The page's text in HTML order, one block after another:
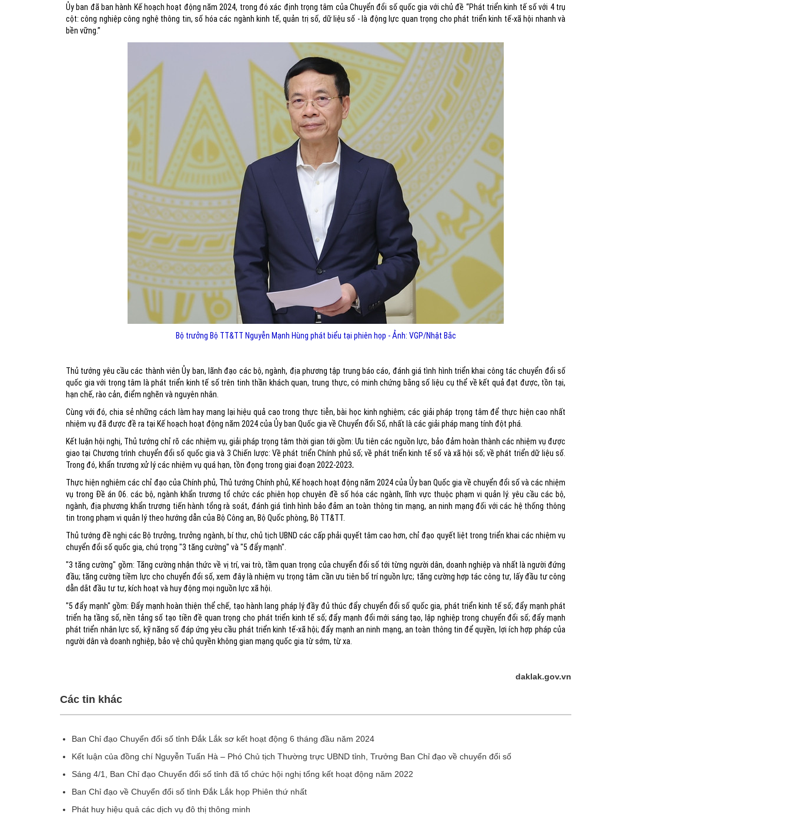
Ủy ban đã ban hành Kế hoạch hoạt động năm 2024, trong đó xác định trọng tâm của Chuyển đổi số quốc gia với chủ đề “Phát triển kinh tế số với 4 trụ
cột: công nghiệp công nghệ thông tin, số hóa các ngành kinh tế, quản trị số, dữ liệu số - là động lực quan trọng cho phát triển kinh tế-xã hội nhanh và
bền vững.”
Bộ trưởng Bộ TT&TT Nguyễn Mạnh Hùng phát biểu tại phiên họp - Ảnh: VGP/Nhật Bắc
Thủ tướng yêu cầu các thành viên Ủy ban, lãnh đạo các bộ, ngành, địa phương tập trung báo cáo, đánh giá tình hình triển khai công tác chuyển đổi số
quốc gia với trọng tâm là phát triển kinh tế số trên tinh thần khách quan, trung thực, có minh chứng bằng số liệu cụ thể về kết quả đạt được, tồn tại,
hạn chế, rào cản, điểm nghẽn và nguyên nhân.
Cùng với đó, chia sẻ những cách làm hay mang lại hiệu quả cao trong thực tiễn, bài học kinh nghiệm; các giải pháp trọng tâm để thực hiện cao nhất
nhiệm vụ đã được đề ra tại Kế hoạch hoạt động năm 2024 của Ủy ban Quốc gia về Chuyển đổi Số, nhất là các giải pháp mang tính đột phá.
Kết luận hội nghị, Thủ tướng chỉ rõ các nhiệm vụ, giải pháp trọng tâm thời gian tới gồm: Ưu tiên các nguồn lực, bảo đảm hoàn thành các nhiệm vụ được
giao tại Chương trình chuyển đổi số quốc gia và 3 Chiến lược: Về phát triển Chính phủ số; về phát triển kinh tế số và xã hội số; về phát triển dữ liệu số.
Trong đó, khẩn trương xử lý các nhiệm vụ quá hạn, tồn đọng trong giai đoạn 2022-2023.
Thực hiện nghiêm các chỉ đạo của Chính phủ, Thủ tướng Chính phủ, Kế hoạch hoạt động năm 2024 của Ủy ban Quốc gia về chuyển đổi số và các nhiệm
vụ trong Đề án 06. các bộ, ngành khẩn trương tổ chức các phiên họp chuyên đề số hóa các ngành, lĩnh vực thuộc phạm vi quản lý. yêu cầu các bộ,
ngành, địa phương khẩn trương tiến hành tổng rà soát, đánh giá tình hình bảo đảm an toàn thông tin mạng, an ninh mạng đối với các hệ thống thông
tin trong phạm vi quản lý theo hướng dẫn của Bộ Công an, Bộ Quốc phòng, Bộ TT&TT.
Thủ tướng đề nghị các Bộ trưởng, trưởng ngành, bí thư, chủ tịch UBND các cấp phải quyết tâm cao hơn, chỉ đạo quyết liệt trong triển khai các nhiệm vụ
chuyển đổi số quốc gia, chú trọng "3 tăng cường" và "5 đẩy mạnh".
"3 tăng cường" gồm: Tăng cường nhận thức về vị trí, vai trò, tầm quan trọng của chuyển đổi số tới từng người dân, doanh nghiệp và nhất là người đứng
đầu; tăng cường tiềm lực cho chuyển đổi số, xem đây là nhiệm vụ trọng tâm cần ưu tiên bố trí nguồn lực; tăng cường hợp tác công tư, lấy đầu tư công
dẫn dắt đầu tư tư, kích hoạt và huy động mọi nguồn lực xã hội.
"5 đẩy mạnh" gồm: Đẩy mạnh hoàn thiện thể chế, tạo hành lang pháp lý đầy đủ thúc đẩy chuyển đổi số quốc gia, phát triển kinh tế số; đẩy mạnh phát
triển hạ tầng số, nền tảng số tạo tiền đề quan trọng cho phát triển kinh tế số; đẩy mạnh đổi mới sáng tạo, lập nghiệp trong chuyển đổi số; đẩy mạnh
phát triển nhân lực số, kỹ năng số đáp ứng yêu cầu phát triển kinh tế-xã hội; đẩy mạnh an ninh mạng, an toàn thông tin để quyền, lợi ích hợp pháp của
người dân và doanh nghiệp, bảo vệ chủ quyền không gian mạng quốc gia từ sớm, từ xa.
daklak.gov.vn
Các tin khác
Ban Chỉ đạo Chuyển đổi số tỉnh Đắk Lắk sơ kết hoạt động 6 tháng đầu năm 2024
Kết luận của đồng chí Nguyễn Tuấn Hà – Phó Chủ tịch Thường trực UBND tỉnh, Trưởng Ban Chỉ đạo về chuyển đổi số
Sáng 4/1, Ban Chỉ đạo Chuyển đổi số tỉnh đã tổ chức hội nghị tổng kết hoạt động năm 2022
Ban Chỉ đạo về Chuyển đổi số tỉnh Đắk Lắk họp Phiên thứ nhất
Phát huy hiệu quả các dịch vụ đô thị thông minh